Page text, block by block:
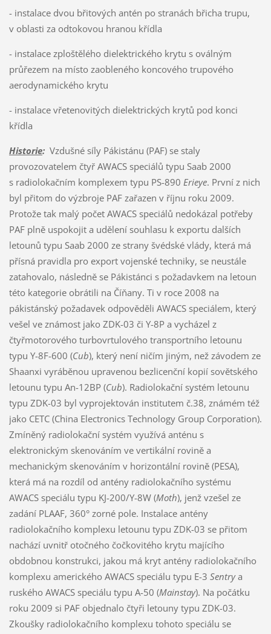
- instalace dvou břitových antén po stranách břicha trupu,
v oblasti za odtokovou hranou křídla
- instalace zploštělého dielektrického krytu s oválným
průřezem na místo zaobleného koncového trupového
aerodynamického krytu
- instalace vřetenovitých dielektrických krytů pod konci
křídla
Historie:Vzdušné síly Pákistánu (PAF) se staly
provozovatelem čtyř AWACS speciálů typu Saab 2000
s radiolokačním komplexem typu PS-890 Erieye. První z nich
byl přitom do výzbroje PAF zařazen v říjnu roku 2009.
Protože tak malý počet AWACS speciálů nedokázal potřeby
PAF plně uspokojit a udělení souhlasu k exportu dalších
letounů typu Saab 2000 ze strany švédské vlády, která má
přísná pravidla pro export vojenské techniky, se neustále
zatahovalo, následně se Pákistánci s požadavkem na letoun
této kategorie obrátili na Číňany. Ti v roce 2008 na
pákistánský požadavek odpověděli AWACS speciálem, který
vešel ve známost jako ZDK-03 či Y-8P a vycházel z
čtyřmotorového turbovrtulového transportního letounu
typu Y-8F-600 (Cub), který není ničím jiným, než závodem ze
Shaanxi vyráběnou upravenou bezlicenční kopií sovětského
letounu typu An-12BP (Cub). Radiolokační systém letounu
typu ZDK-03 byl vyprojektován institutem č.38, známém též
jako CETC (China Electronics Technology Group Corporation).
Zmíněný radiolokační systém využívá anténu s
elektronickým skenováním ve vertikální rovině a
mechanickým skenováním v horizontální rovině (PESA),
která má na rozdíl od antény radiolokačního systému
AWACS speciálu typu KJ-200/Y-8W (Moth), jenž vzešel ze
zadání PLAAF, 360° zorné pole. Instalace antény
radiolokačního komplexu letounu typu ZDK-03 se přitom
nachází uvnitř otočného čočkovitého krytu majícího
obdobnou konstrukci, jakou má kryt antény radiolokačního
komplexu amerického AWACS speciálu typu E-3 Sentrya
ruského AWACS speciálu typu A-50 (Mainstay). Na počátku
roku 2009 si PAF objednalo čtyři letouny typu ZDK-03.
Zkoušky radiolokačního komplexu tohoto speciálu se